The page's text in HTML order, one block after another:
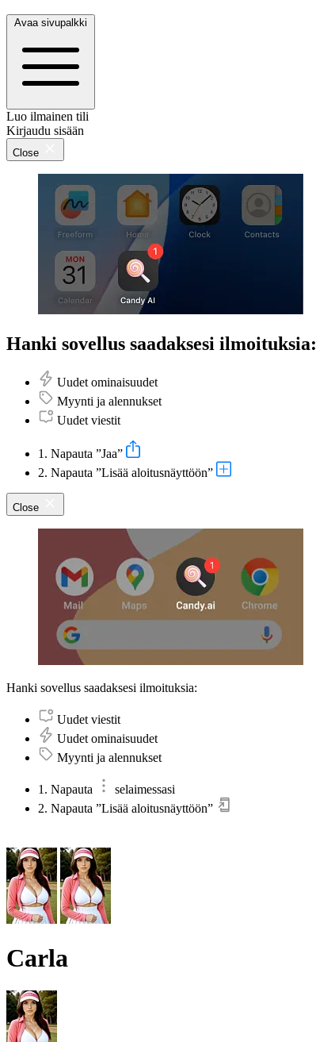
Avaa sivupalkki
Luo ilmainen tili
Kirjaudu sisään
Close
Hanki sovellus saadaksesi ilmoituksia:
Uudet ominaisuudet
Myynti ja alennukset
Uudet viestit
1. Napauta ”Jaa”
2. Napauta ”Lisää aloitusnäyttöön”
Close
Hanki sovellus saadaksesi ilmoituksia:
Uudet viestit
Uudet ominaisuudet
Myynti ja alennukset
1. Napauta
selaimessasi
2. Napauta ”Lisää aloitusnäyttöön”
Carla